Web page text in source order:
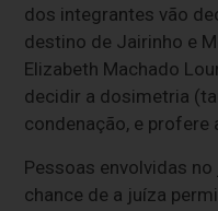
dos integrantes vão
destino de Jairinho e
Elizabeth Machado
decidir a dosimetria
condenação, e profere
Pessoas envolvidas
chance de a juíza